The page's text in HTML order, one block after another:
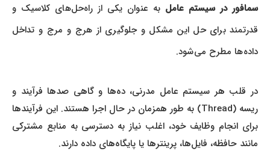
سمافور در سیستم عاملبه عنوان یکی از راه‌حل‌های کلاسیک و
قدرتمند برای حل این مشکل و جلوگیری از هرج و مرج و تداخل
داده‌ها مطرح می‌شود.
در قلب هر سیستم عامل مدرنی، ده‌ها و گاهی صدها فرآیند و
ریسه (Thread) به طور همزمان در حال اجرا هستند. این فرآیندها
برای انجام وظایف خود، اغلب نیاز به دسترسی به منابع مشترکی
مانند حافظه، فایل‌ها، پرینترها یا پایگاه‌های داده دارند.